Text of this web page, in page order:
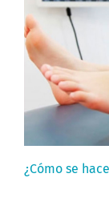
¿Cómo se